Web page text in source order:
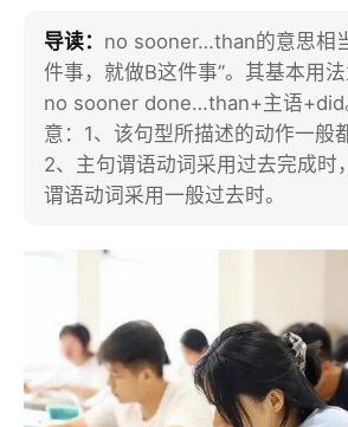
导读： no sooner…than的意思相
件事，就做B这件事”。其基本用
no sooner done…than+主语+did
意：1、该句型所描述的动作一般
2、主句谓语动词采用过去完成时
谓语动词采用一般过去时。